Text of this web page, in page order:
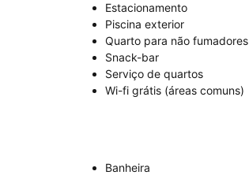
Estacionamento
Piscina exterior
Quarto para não fumadores
Snack-bar
Serviço de quartos
Wi-fi grátis (áreas comuns)
Banheira